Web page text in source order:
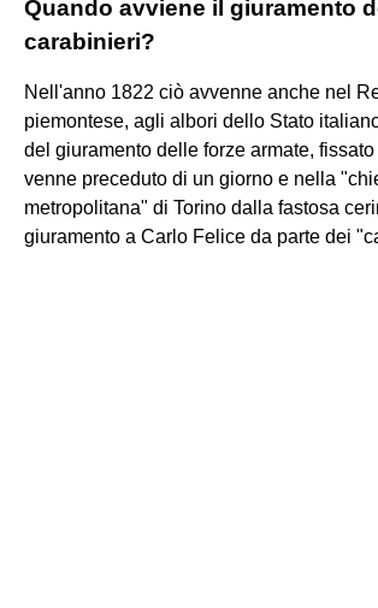
Quando avviene il giuramento
carabinieri?
Nell'anno 1822 ciò avvenne anche nel
piemontese, agli albori dello Stato
del giuramento delle forze armate,
venne preceduto di un giorno e nella
metropolitana" di Torino dalla fastosa
giuramento a Carlo Felice da parte dei